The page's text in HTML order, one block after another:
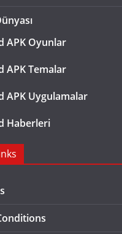
APK Oyunlar
APK Temalar
APK Uygulamalar
Haberleri